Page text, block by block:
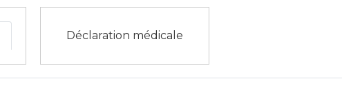
Déclaration médicale